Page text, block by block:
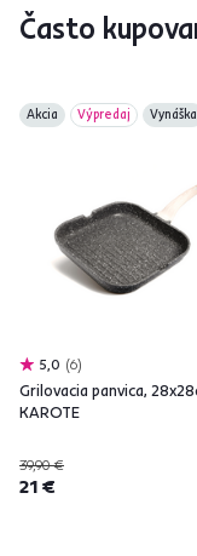
Často
Akcia Výpredaj Vynáška
5,0 6
Grilovacia panvica,
KAROTE
39,90 €
21 €